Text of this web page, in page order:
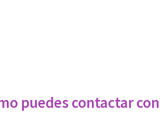
puedes contactar